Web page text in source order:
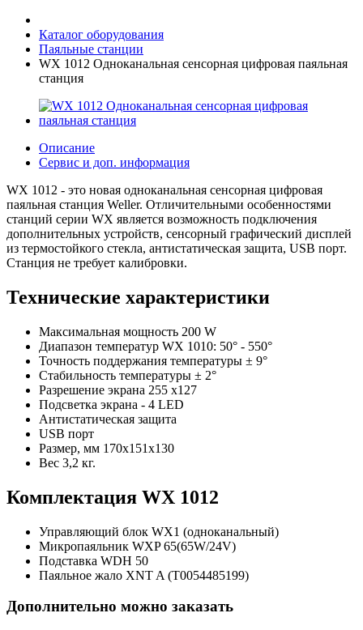
Каталог оборудования
Паяльные станции
WX 1012 Одноканальная сенсорная цифровая паяльная
станция
Описание
Сервис и доп. информация
WX 1012 - это новая одноканальная сенсорная цифровая
паяльная станция Weller. Отличительными особенностями
станций серии WX является возможность подключения
дополнительных устройств, сенсорный графический дисплей
из термостойкого стекла, антистатическая защита, USB порт.
Станция не требует калибровки.
Технические характеристики
Максимальная мощность 200 W
Диапазон температур WX 1010: 50° - 550°
Точность поддержания температуры ± 9°
Стабильность температуры ± 2°
Разрешение экрана 255 x127
Подсветка экрана - 4 LED
Антистатическая защита
USB порт
Размер, мм 170х151х130
Вес 3,2 кг.
Комплектация WX 1012
Управляющий блок WX1 (одноканальный)
Микропаяльник WXP 65(65W/24V)
Подставка WDH 50
Паяльное жало XNT A (T0054485199)
Дополнительно можно заказать